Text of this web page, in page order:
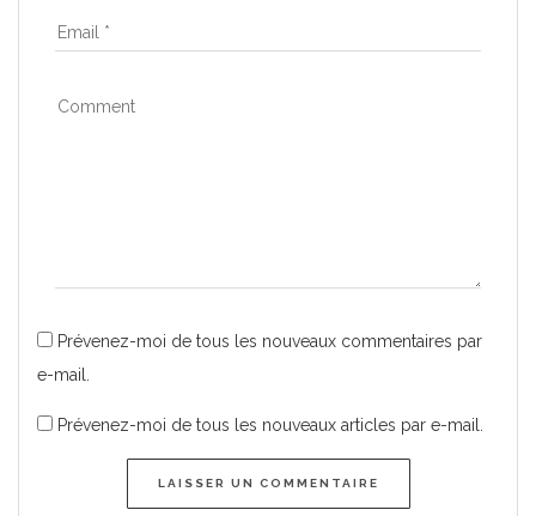
Prévenez-moi de tous les nouveaux commentaires par
e-mail.
Prévenez-moi de tous les nouveaux articles par e-mail.
LAISSER UN COMMENTAIRE